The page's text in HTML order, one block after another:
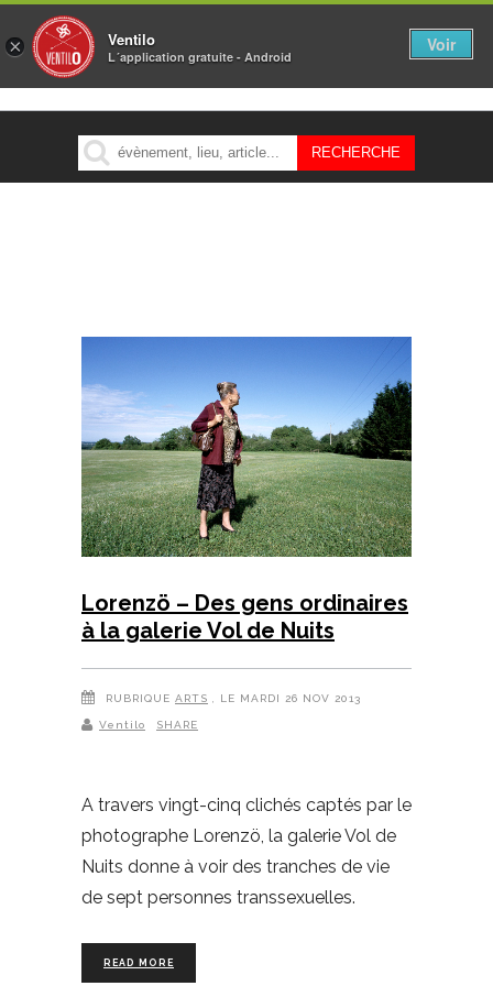
MENU
Lorenzö – Des gens ordinaires
à la galerie Vol de Nuits
RUBRIQUE ARTS , LE MARDI 26 NOV 2013
Ventilo SHARE
A travers vingt-cinq clichés captés par le
photographe Lorenzö, la galerie Vol de
Nuits donne à voir des tranches de vie
de sept personnes transsexuelles.
READ MORE
× Ventilo
L´application gratuite - Android
Voir